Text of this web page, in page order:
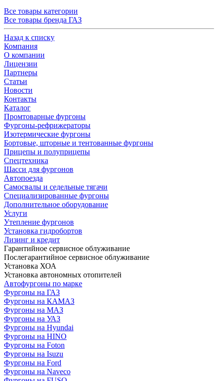
Все товары категории
Все товары бренда ГАЗ
Назад к списку
Компания
О компании
Лицензии
Партнеры
Статьи
Новости
Контакты
Каталог
Промтоварные фургоны
Фургоны-рефрижераторы
Изотермические фургоны
Бортовые, шторные и тентованные фургоны
Прицепы и полуприцепы
Спецтехника
Шасси для фургонов
Автопоезда
Самосвалы и седельные тягачи
Специализированные фургоны
Дополнительное оборудование
Услуги
Утепление фургонов
Установка гидробортов
Лизинг и кредит
Гарантийное сервисное облуживание
Послегарантийное сервисное облуживание
Установка ХОА
Установка автономных отопителей
Автофургоны по марке
Фургоны на ГАЗ
Фургоны на КАМАЗ
Фургоны на МАЗ
Фургоны на УАЗ
Фургоны на Hyundai
Фургоны на HINO
Фургоны на Foton
Фургоны на Isuzu
Фургоны на Ford
Фургоны на Naveco